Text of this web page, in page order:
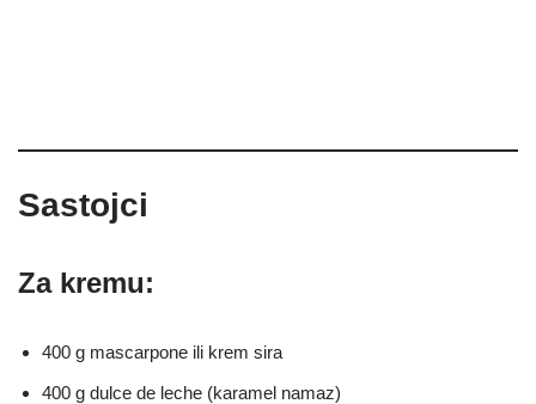
Sastojci
Za kremu:
400 g mascarpone ili krem sira
400 g dulce de leche (karamel namaz)